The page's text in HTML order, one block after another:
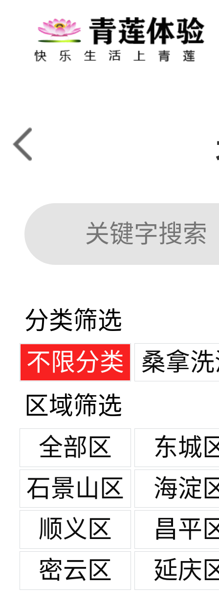
分类筛选
不限分类
桑拿
区域筛选
全部区
东城
石景山区
海淀
顺义区
昌平
密云区
延庆